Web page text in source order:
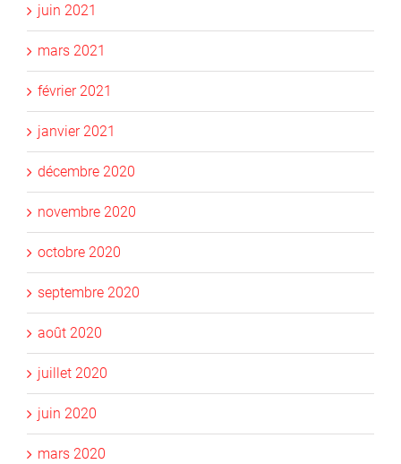
juin 2021
mars 2021
février 2021
janvier 2021
décembre 2020
novembre 2020
octobre 2020
septembre 2020
août 2020
juillet 2020
juin 2020
mars 2020